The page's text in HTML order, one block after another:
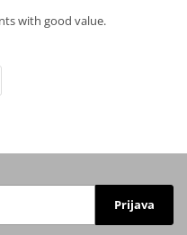
with good value.
Prijava